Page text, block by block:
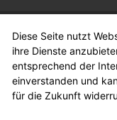
Lachsmesser
8475 wwl
Diese Seite nutzt
ihre Dienste
entsprechend der
einverstanden und
für die Zukunft